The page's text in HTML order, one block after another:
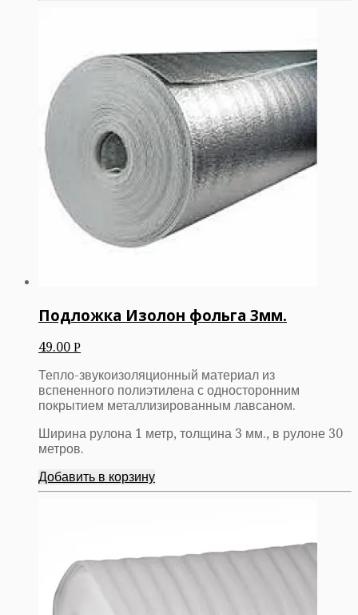
Подложка Изолон фольга 3мм.
49.00 Р
Тепло-звукоизоляционный материал из
вспененного полиэтилена с односторонним
покрытием металлизированным лавсаном.
Ширина рулона 1 метр, толщина 3 мм., в рулоне 30
метров.
Добавить в корзину